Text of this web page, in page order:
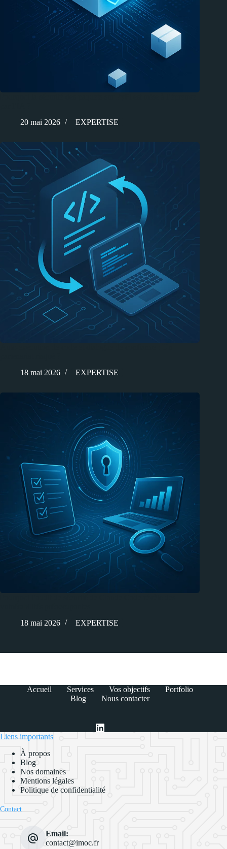
20 mai 2026
EXPERTISE
18 mai 2026
EXPERTISE
18 mai 2026
EXPERTISE
Accueil Services Vos objectifs
Portfolio
Blog
Nous contacter
Liens importants
À propos
Blog
Nos domaines
Mentions légales
Politique de confidentialité
Contact
Email:
contact@imoc.fr